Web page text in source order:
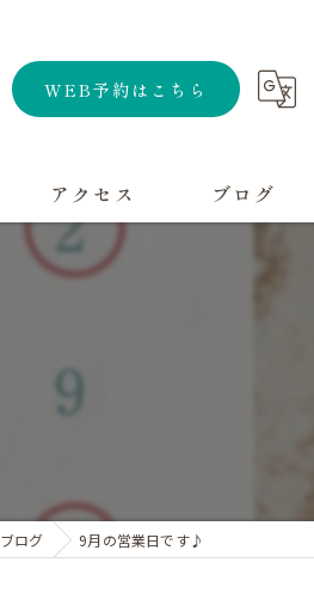
WEB予約はこちら
アクセス ブログ
ブログ 9月の営業日です♪